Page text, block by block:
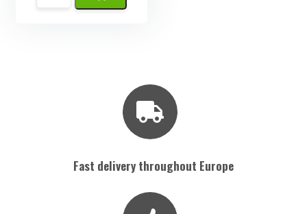
Hamburger
Fast delivery throughout Europe